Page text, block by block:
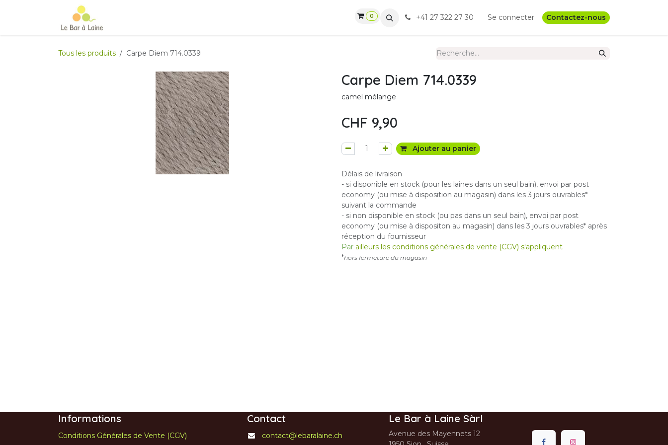
Se rendre au contenu
CGV 0 +41 27 322 27 30 Se connecter Contactez-nous
Tous les produits Carpe Diem 714.0339
Carpe Diem 714.0339
camel mélange
CHF 9,90
Ajouter au panier
Délais de livraison
- si disponible en stock (pour les laines dans un seul bain), envoi par post
economy (ou mise à disposition au magasin) dans les 3 jours ouvrables*
suivant la commande
- si non disponible en stock (ou pas dans un seul bain), envoi par post
economy (ou mise à dispositon au magasin) dans les 3 jours ouvrables* après
réception du fournisseur
Par ailleurs les conditions générales de vente (CGV) s'appliquent
*hors fermeture du magasin
Informations
Conditions Générales de Vente (CGV)
Contact
contact@lebaralaine.ch
Le Bar à Laine Sàrl
Avenue des Mayennets 12